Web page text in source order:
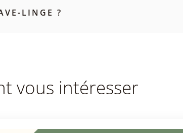
LINGE ?
vous intéresser